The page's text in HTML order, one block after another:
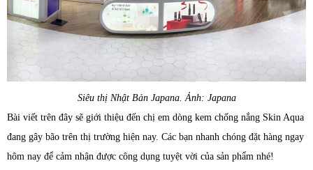
Siêu thị Nhật Bản Japana. Ảnh: Japana
Bài viết trên đây sẽ giới thiệu đến chị em dòng kem chống nắng Skin Aqua
đang gây bão trên thị trường hiện nay. Các bạn nhanh chóng đặt hàng ngay
hôm nay để cảm nhận được công dụng tuyệt vời của sản phẩm nhé!